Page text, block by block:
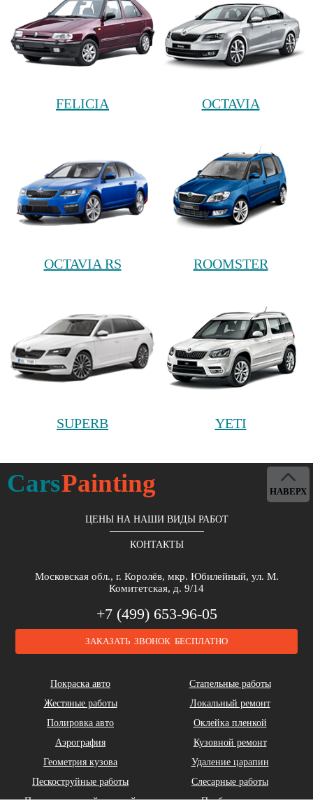
FELICIA OCTAVIA
OCTAVIA RS ROOMSTER
SUPERB YETI
CarsPainting
ЦЕНЫ НА НАШИ ВИДЫ РАБОТ
КОНТАКТЫ
Московская обл., г. Королёв, мкр. Юбилейный, ул. М.
Комитетская, д. 9/14
+7 (499) 653-96-05
ЗАКАЗАТЬ ЗВОНОК БЕСПЛАТНО
Покраска авто
Стапельные работы
Жестяные работы
Локальный ремонт
Полировка авто
Оклейка пленкой
Аэрография
Кузовной ремонт
Геометрия кузова
Удаление царапин
Пескоструйные работы
Слесарные работы
НАВЕРХ